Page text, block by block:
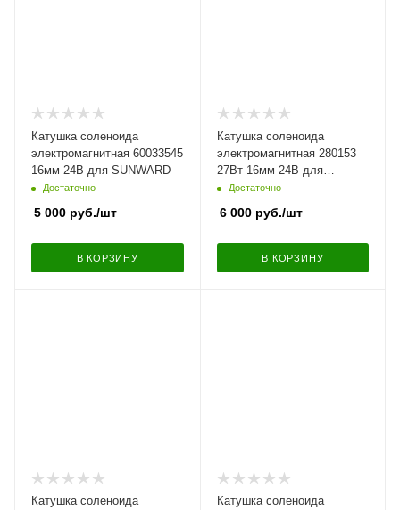
Катушка соленоида
электромагнитная 60033545
16мм 24В для SUNWARD
Достаточно
5 000 руб./шт
В КОРЗИНУ
Катушка соленоида
электромагнитная 280153
27Вт 16мм 24В для
Caterpillar
Достаточно
6 000руб./шт
В КОРЗИНУ
Катушка соленоида
Катушка соленоида